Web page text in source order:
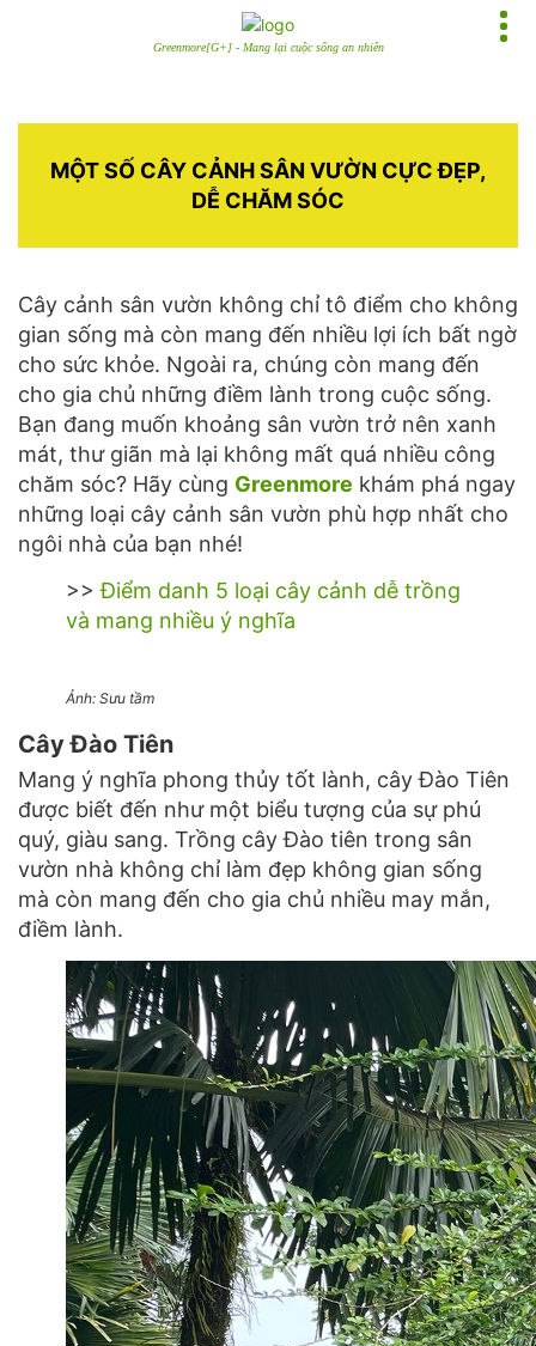
Greenmore[G+] - Mang lại cuộc sống an nhiên
MỘT SỐ CÂY CẢNH SÂN VƯỜN CỰC ĐẸP,
DỄ CHĂM SÓC
Cây cảnh sân vườn không chỉ tô điểm cho không
gian sống mà còn mang đến nhiều lợi ích bất ngờ
cho sức khỏe. Ngoài ra, chúng còn mang đến
cho gia chủ những điềm lành trong cuộc sống.
Bạn đang muốn khoảng sân vườn trở nên xanh
mát, thư giãn mà lại không mất quá nhiều công
chăm sóc? Hãy cùng Greenmore khám phá ngay
những loại cây cảnh sân vườn phù hợp nhất cho
ngôi nhà của bạn nhé!
>>Điểm danh 5 loại cây cảnh dễ trồng
và mang nhiều ý nghĩa
Ảnh: Sưu tầm
Cây Đào Tiên
Mang ý nghĩa phong thủy tốt lành, cây Đào Tiên
được biết đến như một biểu tượng của sự phú
quý, giàu sang. Trồng cây Đào tiên trong sân
vườn nhà không chỉ làm đẹp không gian sống
mà còn mang đến cho gia chủ nhiều may mắn,
điềm lành.